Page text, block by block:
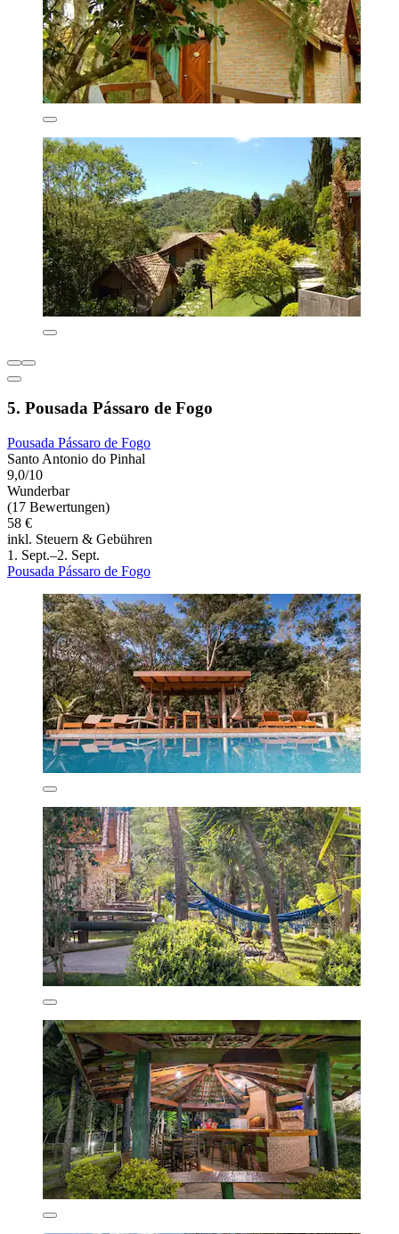
5. Pousada Pássaro de Fogo
Pousada Pássaro de Fogo
Santo Antonio do Pinhal
9,0/10
Wunderbar
(17 Bewertungen)
58 €
inkl. Steuern & Gebühren
1. Sept.–2. Sept.
Pousada Pássaro de Fogo